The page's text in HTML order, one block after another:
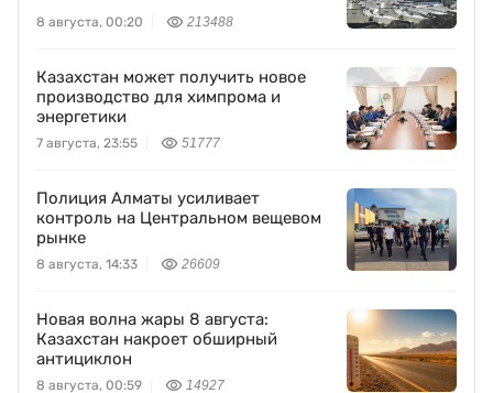
8 августа, 00:20 213488
Казахстан может получить новое
производство для химпрома и
энергетики
7 августа, 23:55 51777
Полиция Алматы усиливает
контроль на Центральном вещевом
рынке
8 августа, 14:33 26609
Новая волна жары 8 августа:
Казахстан накроет обширный
антициклон
8 августа, 00:59 14927